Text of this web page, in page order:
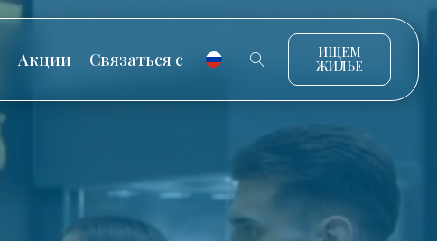
Акции Связаться с
ИЩЕМ
ЖИЛЬЕ